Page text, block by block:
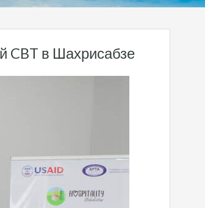
CBT в Шахрисабзе